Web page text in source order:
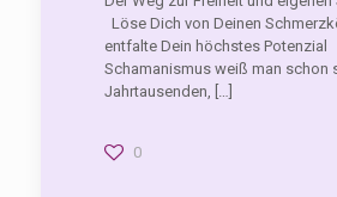
Löse Dich von Deinen
entfalte Dein höchstes Potenzial
Schamanismus weiß man schon
Jahrtausenden, […]
0